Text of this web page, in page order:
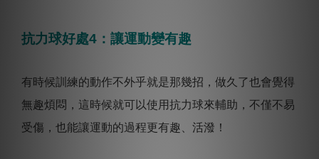
抗力球好處4：讓運動變有趣
有時候訓練的動作不外乎就是那幾招，做久了也會覺得
無趣煩悶，這時候就可以使用抗力球來輔助，不僅不易
受傷，也能讓運動的過程更有趣、活潑！